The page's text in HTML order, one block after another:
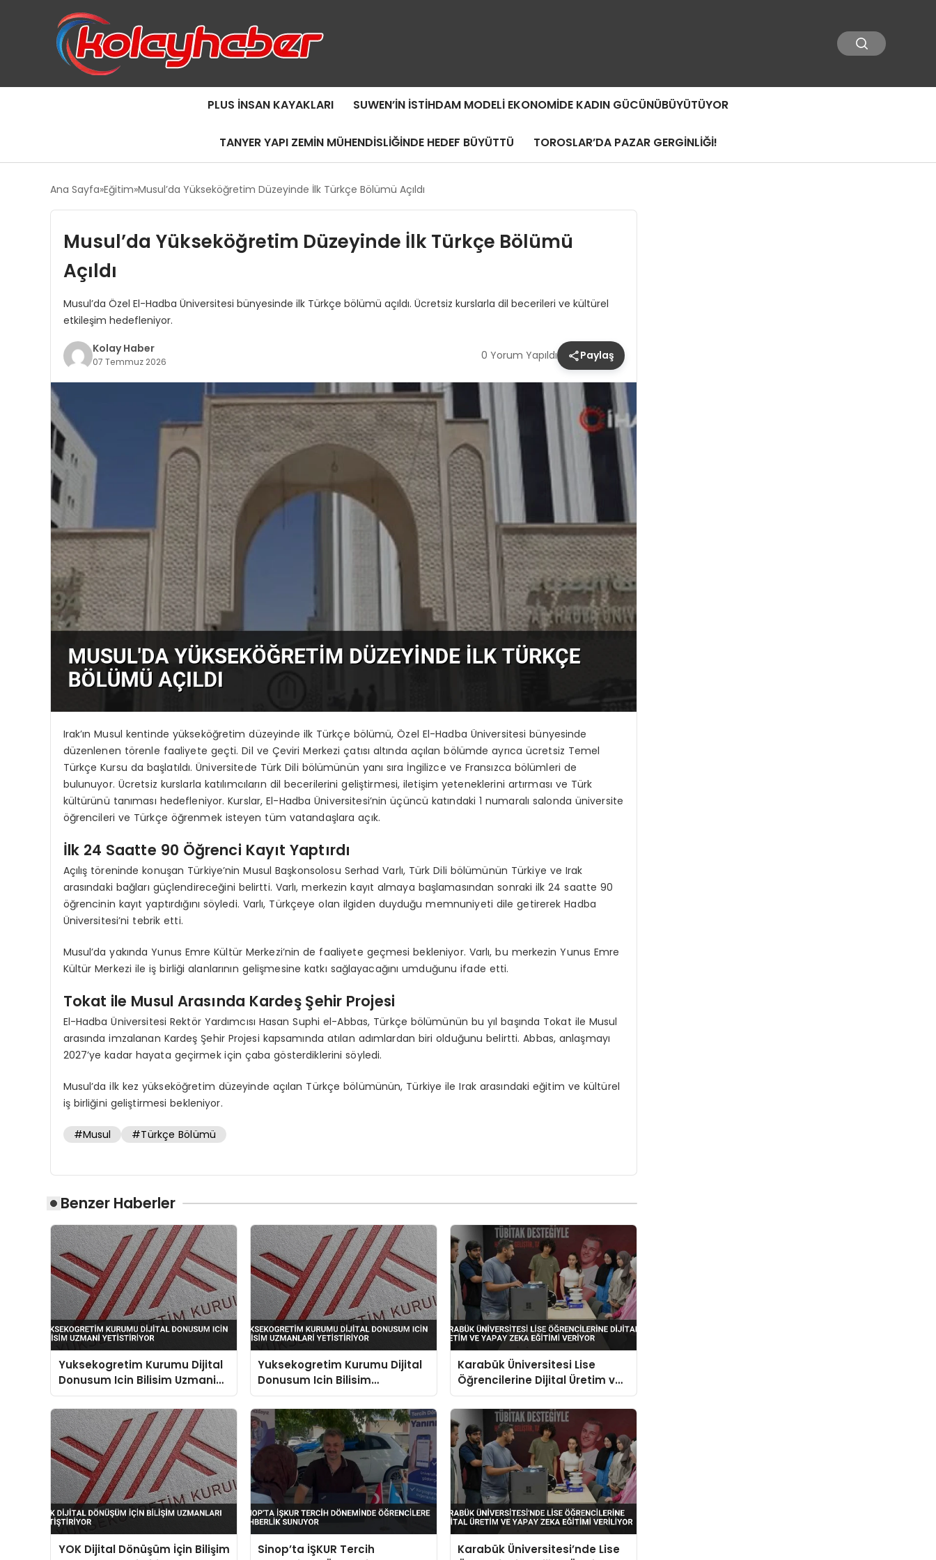
PLUS İNSAN KAYAKLARI SUWEN’IN İSTIHDAM MODELI EKONOMIDE KADIN GÜCÜNÜBÜYÜTÜYOR
TANYER YAPI ZEMIN MÜHENDISLIĞINDE HEDEF BÜYÜTTÜ TOROSLAR’DA PAZAR GERGİNLİĞİ!
Ana Sayfa Eğitim Musul’da Yükseköğretim Düzeyinde İlk Türkçe Bölümü Açıldı
Musul’da Yükseköğretim Düzeyinde İlk Türkçe Bölümü
Açıldı
Musul’da Özel El-Hadba Üniversitesi bünyesinde ilk Türkçe bölümü açıldı. Ücretsiz kurslarla dil becerileri ve kültürel
etkileşim hedefleniyor.
Kolay Haber
07 Temmuz 2026 0 Yorum Yapıldı Paylaş
Irak’ın Musul kentinde yükseköğretim düzeyinde ilk Türkçe bölümü, Özel El-Hadba Üniversitesi bünyesinde
düzenlenen törenle faaliyete geçti. Dil ve Çeviri Merkezi çatısı altında açılan bölümde ayrıca ücretsiz Temel
Türkçe Kursu da başlatıldı. Üniversitede Türk Dili bölümünün yanı sıra İngilizce ve Fransızca bölümleri de
bulunuyor. Ücretsiz kurslarla katılımcıların dil becerilerini geliştirmesi, iletişim yeteneklerini artırması ve Türk
kültürünü tanıması hedefleniyor. Kurslar, El-Hadba Üniversitesi’nin üçüncü katındaki 1 numaralı salonda üniversite
öğrencileri ve Türkçe öğrenmek isteyen tüm vatandaşlara açık.
İlk 24 Saatte 90 Öğrenci Kayıt Yaptırdı
Açılış töreninde konuşan Türkiye’nin Musul Başkonsolosu Serhad Varlı, Türk Dili bölümünün Türkiye ve Irak
arasındaki bağları güçlendireceğini belirtti. Varlı, merkezin kayıt almaya başlamasından sonraki ilk 24 saatte 90
öğrencinin kayıt yaptırdığını söyledi. Varlı, Türkçeye olan ilgiden duyduğu memnuniyeti dile getirerek Hadba
Üniversitesi’ni tebrik etti.
Musul’da yakında Yunus Emre Kültür Merkezi’nin de faaliyete geçmesi bekleniyor. Varlı, bu merkezin Yunus Emre
Kültür Merkezi ile iş birliği alanlarının gelişmesine katkı sağlayacağını umduğunu ifade etti.
Tokat ile Musul Arasında Kardeş Şehir Projesi
El-Hadba Üniversitesi Rektör Yardımcısı Hasan Suphi el-Abbas, Türkçe bölümünün bu yıl başında Tokat ile Musul
arasında imzalanan Kardeş Şehir Projesi kapsamında atılan adımlardan biri olduğunu belirtti. Abbas, anlaşmayı
2027’ye kadar hayata geçirmek için çaba gösterdiklerini söyledi.
Musul’da ilk kez yükseköğretim düzeyinde açılan Türkçe bölümünün, Türkiye ile Irak arasındaki eğitim ve kültürel
iş birliğini geliştirmesi bekleniyor.
#Musul #Türkçe Bölümü
Benzer Haberler
Yuksekogretim Kurumu Dijital
Donusum Icin Bilisim Uzmani
Yetistiriyor
Yuksekogretim Kurumu Dijital
Donusum Icin Bilisim
Uzmanlari Yetistiriyor
Karabük Üniversitesi Lise
Öğrencilerine Dijital Üretim ve
Yapay Zeka Eğitimi Veriyor
YOK Dijital Dönüşüm İçin Bilişim
Sinop’ta İŞKUR Tercih
Karabük Üniversitesi’nde Lise